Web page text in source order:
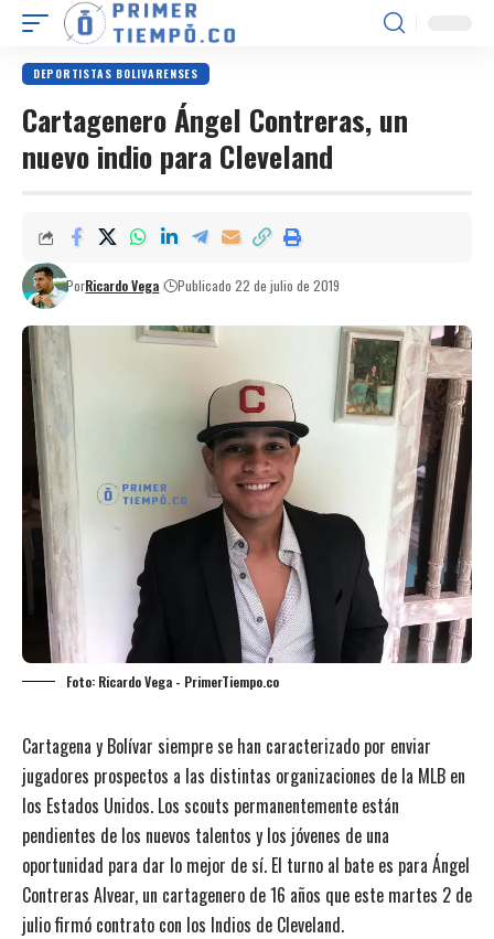
DEPORTISTAS BOLIVARENSES
Cartagenero Ángel Contreras, un
nuevo indio para Cleveland
PorRicardo Vega Publicado 22 de julio de 2019
Foto: Ricardo Vega - PrimerTiempo.co
Cartagena y Bolívar siempre se han caracterizado por enviar
jugadores prospectos a las distintas organizaciones de la MLB en
los Estados Unidos. Los scouts permanentemente están
pendientes de los nuevos talentos y los jóvenes de una
oportunidad para dar lo mejor de sí. El turno al bate es para Ángel
Contreras Alvear, un cartagenero de 16 años que este martes 2 de
julio firmó contrato con los Indios de Cleveland.